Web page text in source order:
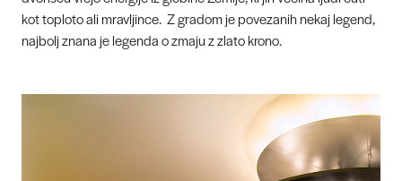
kot toploto ali mravljince. Z gradom je povezanih nekaj legend,
najbolj znana je legenda o zmaju z zlato krono.